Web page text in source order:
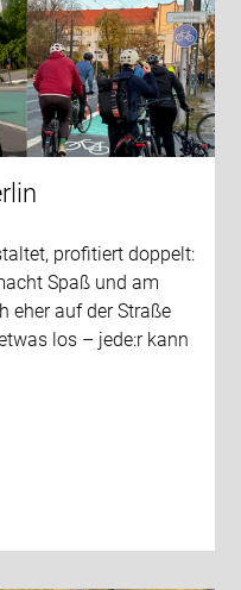
profitiert doppelt:
Spaß und am
eher auf der Straße
los – jede:r kann